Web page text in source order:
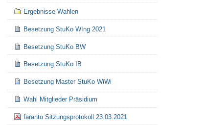
Ergebnisse Wahlen
Besetzung StuKo WIng 2021
Besetzung StuKo BW
Besetzung StuKo IB
Besetzung Master StuKo WiWi
Wahl Mitglieder Präsidium
faranto Sitzungsprotokoll 23.03.2021